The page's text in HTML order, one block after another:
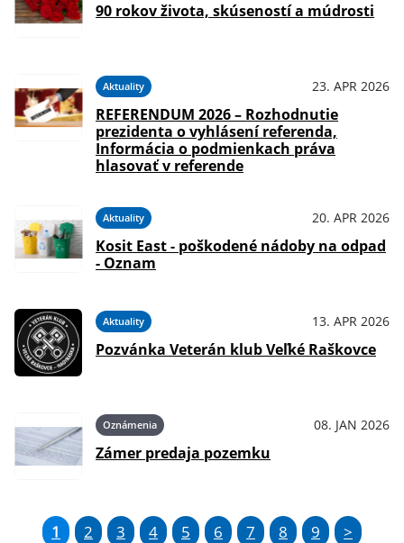
90 rokov života, skúseností a múdrosti
Aktuality 23. APR 2026
REFERENDUM 2026 – Rozhodnutie
prezidenta o vyhlásení referenda,
Informácia o podmienkach práva
hlasovať v referende
Aktuality 20. APR 2026
Kosit East - poškodené nádoby na odpad
- Oznam
Aktuality 13. APR 2026
Pozvánka Veterán klub Veľké Raškovce
Oznámenia 08. JAN 2026
Zámer predaja pozemku
1 2 3 4 5 6 7 8 9 >